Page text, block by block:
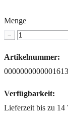
Menge
−
Artikelnummer:
Verfügbarkeit:
Lieferzeit bis zu 14